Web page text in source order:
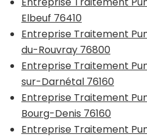
Elbeuf 76410
Entreprise Traitement
du-Rouvray 76800
Entreprise Traitement
sur-Darnétal 76160
Entreprise Traitement
Bourg-Denis 76160
Entreprise Traitement